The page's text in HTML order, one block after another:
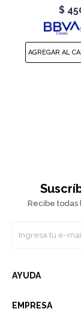
Red
$
Recibe todas
AYUDA
EMPRESA